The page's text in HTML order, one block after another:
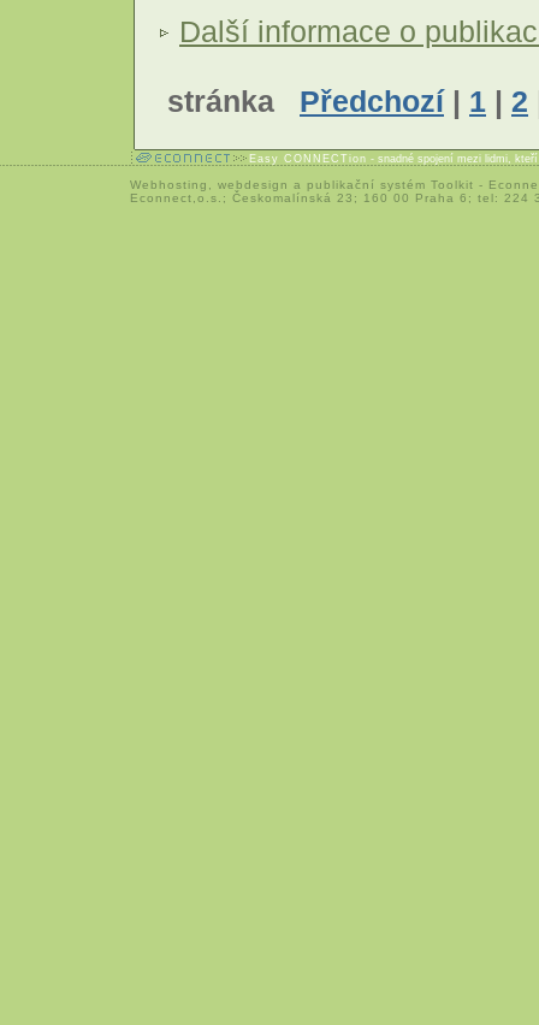
Další informace o
stránka Předchozí| 1 | 2
Easy CONNECTion - snadné spojení mezi lidmi,
Webhosting webdesign a publikační systém Toolkit -
Econnect,o.s.; Českomalínská 23; 160 00 Praha 6; tel: 224